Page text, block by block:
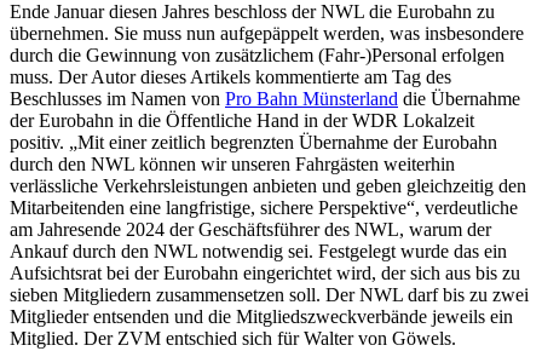
Ende Januar diesen Jahres beschloss der NWL die Eurobahn zu
übernehmen. Sie muss nun aufgepäppelt werden, was insbesondere
durch die Gewinnung von zusätzlichem (Fahr-)Personal erfolgen
muss. Der Autor dieses Artikels kommentierte am Tag des
Beschlusses im Namen von Pro Bahn Münsterland die Übernahme
der Eurobahn in die Öffentliche Hand in der WDR Lokalzeit
positiv. „Mit einer zeitlich begrenzten Übernahme der Eurobahn
durch den NWL können wir unseren Fahrgästen weiterhin
verlässliche Verkehrsleistungen anbieten und geben gleichzeitig den
Mitarbeitenden eine langfristige, sichere Perspektive“, verdeutliche
am Jahresende 2024 der Geschäftsführer des NWL, warum der
Ankauf durch den NWL notwendig sei. Festgelegt wurde das ein
Aufsichtsrat bei der Eurobahn eingerichtet wird, der sich aus bis zu
sieben Mitgliedern zusammensetzen soll. Der NWL darf bis zu zwei
Mitglieder entsenden und die Mitgliedszweckverbände jeweils ein
Mitglied. Der ZVM entschied sich für Walter von Göwels.